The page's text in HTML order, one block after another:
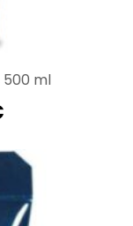
500 ml
Il
attuale
15,90€.